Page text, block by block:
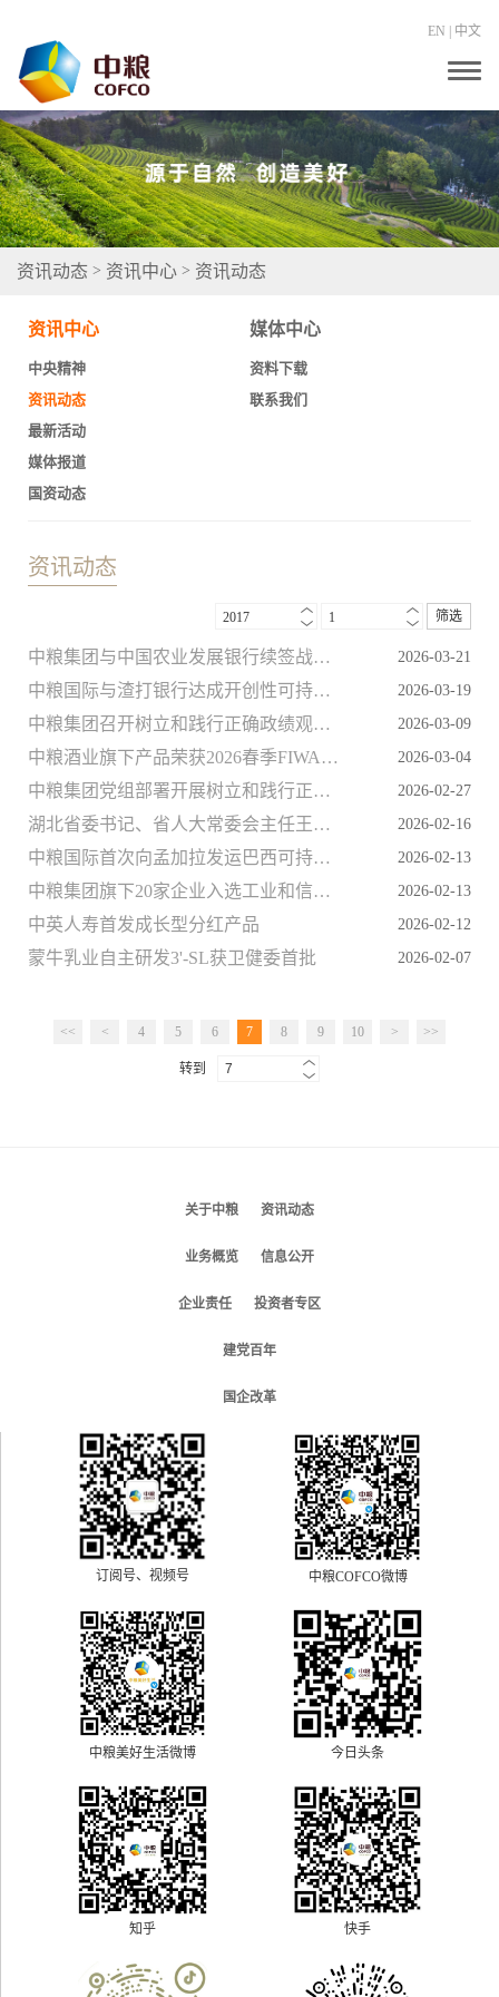
EN 中文
T
g
g
e
n
a
v
i
资讯动态 > 资讯中心 > 资讯动态
资讯中心
中央精神
资讯动态
最新活动
媒体报道
国资动态
媒体中心
资料下载
联系我们
资讯动态
2017 1 筛选
中粮集团与中国农业发展银行续签战略合作框架协议 2026-03-21
中粮国际与渣打银行达成开创性可持续发展贷款 2026-03-19
中粮集团召开树立和践行正确政绩观学习教育第一次读书班暨党组理论学习中心组学习研讨会 2026-03-09
中粮酒业旗下产品荣获2026春季FIWA大奖赛多项荣誉 2026-03-04
中粮集团党组部署开展树立和践行正确政绩观学习教育工作 2026-02-27
湖北省委书记、省人大常委会主任王忠林视察武汉新春庙会中粮全品类产品展位 2026-02-16
中粮国际首次向孟加拉发运巴西可持续大豆 2026-02-13
中粮集团旗下20家企业入选工业和信息化部2025年绿色工厂、绿色工业园区名单 2026-02-13
中英人寿首发成长型分红产品 2026-02-12
蒙牛乳业自主研发3'-SL获卫健委首批 2026-02-07
<< < 4 5 6 7 8 9 10 > >>
转到
关于中粮 资讯动态
业务概览 信息公开
企业责任 投资者专区
建党百年
国企改革
订阅号、视频号 中粮COFCO微博
中粮美好生活微博 今日头条
知乎 快手